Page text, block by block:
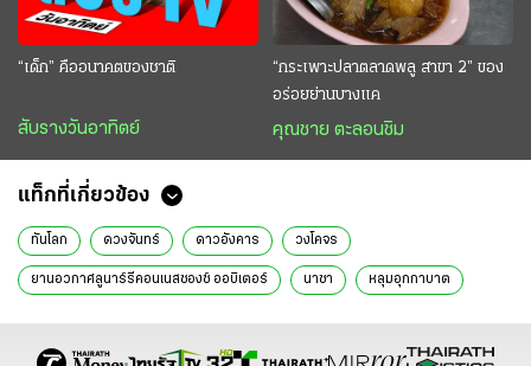
“เด็ก” คืออนาคตของชาติ
สับรางวันอาทิตย์
“กระเพาะปลาตลาดพลู สาขา 2” ของ
อร่อยย่านบางแค
คุณชาย ตะลอนชิม
แท็กที่เกี่ยวข้อง
ทันโลก ดวงจันทร์ ดาวอังคาร วงโคจร
ยานอวกาศลูนาร์รีคอนเนสซองซ์ ออบิเตอร์ นาซา หลุมอุกกาบาต